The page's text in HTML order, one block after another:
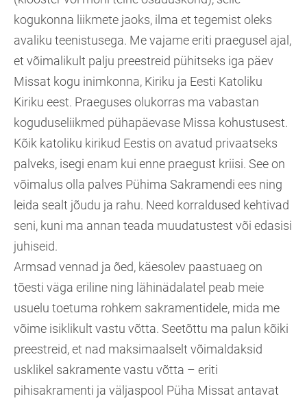
kogukonna liikmete jaoks, ilma et tegemist oleks
avaliku teenistusega. Me vajame eriti praegusel ajal,
et võimalikult palju preestreid pühitseks iga päev
Missat kogu inimkonna, Kiriku ja Eesti Katoliku
Kiriku eest. Praeguses olukorras ma vabastan
koguduseliikmed pühapäevase Missa kohustusest.
Kõik katoliku kirikud Eestis on avatud privaatseks
palveks, isegi enam kui enne praegust kriisi. See on
võimalus olla palves Pühima Sakramendi ees ning
leida sealt jõudu ja rahu. Need korraldused kehtivad
seni, kuni ma annan teada muudatustest või edasisi
juhiseid.
Armsad vennad ja õed, käesolev paastuaeg on
tõesti väga eriline ning lähinädalatel peab meie
usuelu toetuma rohkem sakramentidele, mida me
võime isiklikult vastu võtta. Seetõttu ma palun kõiki
preestreid, et nad maksimaalselt võimaldaksid
usklikel sakramente vastu võtta – eriti
pihisakramenti ja väljaspool Püha Missat antavat